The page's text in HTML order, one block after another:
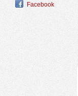
Facebook